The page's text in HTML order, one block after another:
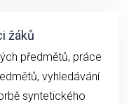
žáků
předmětů, práce
vyhledávání
syntetického